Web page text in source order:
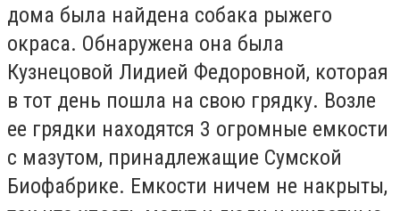
дома была найдена собака рыжего
окраса. Обнаружена она была
Кузнецовой Лидией Федоровной, которая
в тот день пошла на свою грядку. Возле
ее грядки находятся 3 огромные емкости
с мазутом, принадлежащие Сумской
Биофабрике. Емкости ничем не накрыты,